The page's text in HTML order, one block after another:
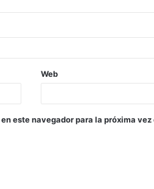
Web
este navegador para la próxima